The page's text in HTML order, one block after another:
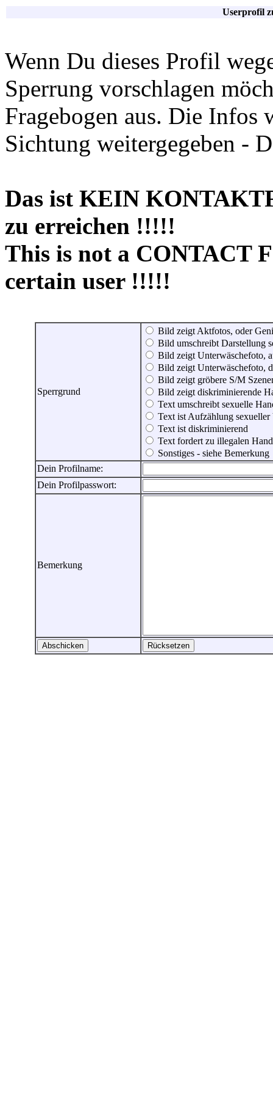
Userprofil
Wenn Du dieses Profil
Sperrung vorschlagen
Fragebogen aus. Die Infos
Sichtung weitergegeben -
Das ist KEIN
zu erreichen !!!!!
This is not a CONTACT
certain user !!!!!
Sperrgrund
Bild zeigt Aktfotos, oder
Bild umschreibt Darstellung
Bild zeigt Unterwäschefoto,
Bild zeigt Unterwäschefoto,
Bild zeigt gröbere S/M
Bild zeigt diskriminierende
Text umschreibt sexuelle
Text ist Aufzählung sexueller
Text ist diskriminierend
Text fordert zu illegalen
Sonstiges - siehe Bemerkung
Dein Profilname:
Dein Profilpasswort:
Bemerkung